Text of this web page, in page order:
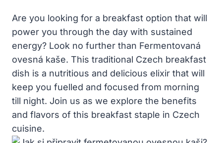
Are you looking for a breakfast option that will
power you through the day with sustained
energy? Look no further than Fermentovaná
ovesná kaše. This traditional Czech breakfast
dish is a nutritious and delicious elixir that will
keep you fuelled and focused from morning
till night. Join us as we explore the benefits
and flavors of this breakfast staple in Czech
cuisine.